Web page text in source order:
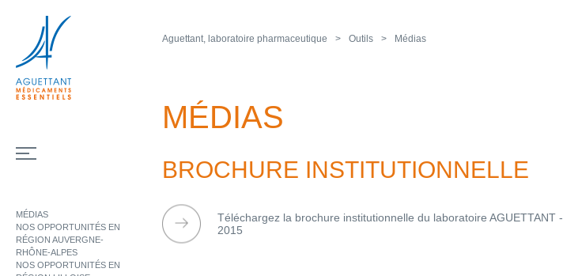
MÉDIAS
NOS OPPORTUNITÉS EN
RÉGION AUVERGNE-
RHÔNE-ALPES
NOS OPPORTUNITÉS EN
Aguettant, laboratoire pharmaceutique Outils Médias
MÉDIAS
BROCHURE INSTITUTIONNELLE
Téléchargez la brochure institutionnelle du laboratoire AGUETTANT -
2015